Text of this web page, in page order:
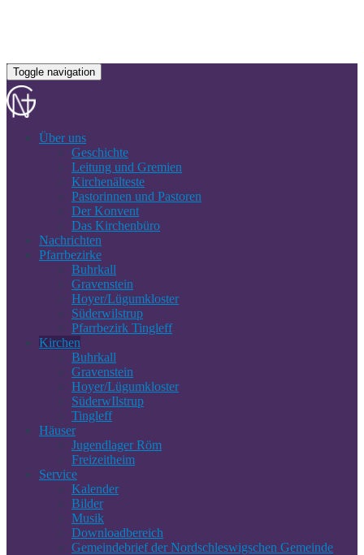
Toggle navigation
Über uns
Geschichte
Leitung und Gremien
Kirchenälteste
Pastorinnen und Pastoren
Der Konvent
Das Kirchenbüro
Nachrichten
Pfarrbezirke
Buhrkall
Gravenstein
Hoyer/Lügumkloster
Süderwilstrup
Pfarrbezirk Tingleff
Kirchen
Buhrkall
Gravenstein
Hoyer/Lügumkloster
SüderwIlstrup
Tingleff
Häuser
Jugendlager Röm
Freizeitheim
Service
Kalender
Bilder
Musik
Downloadbereich
Gemeindebrief der Nordschleswigschen Gemeinde